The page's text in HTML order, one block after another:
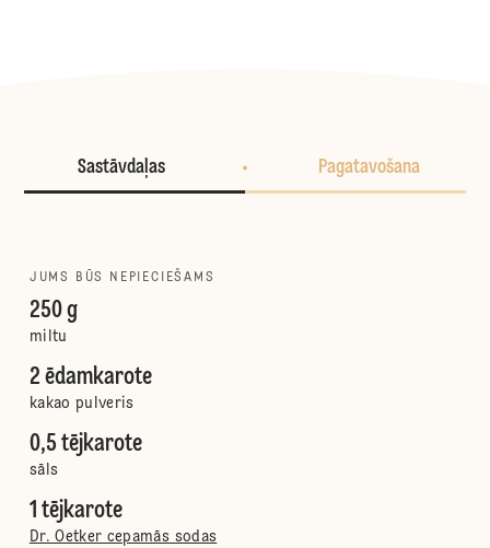
Sastāvdaļas Pagatavošana
JUMS BŪS NEPIECIEŠAMS
250 g
miltu
2 ēdamkarote
kakao pulveris
0,5 tējkarote
sāls
1 tējkarote
Dr. Oetker cepamās sodas